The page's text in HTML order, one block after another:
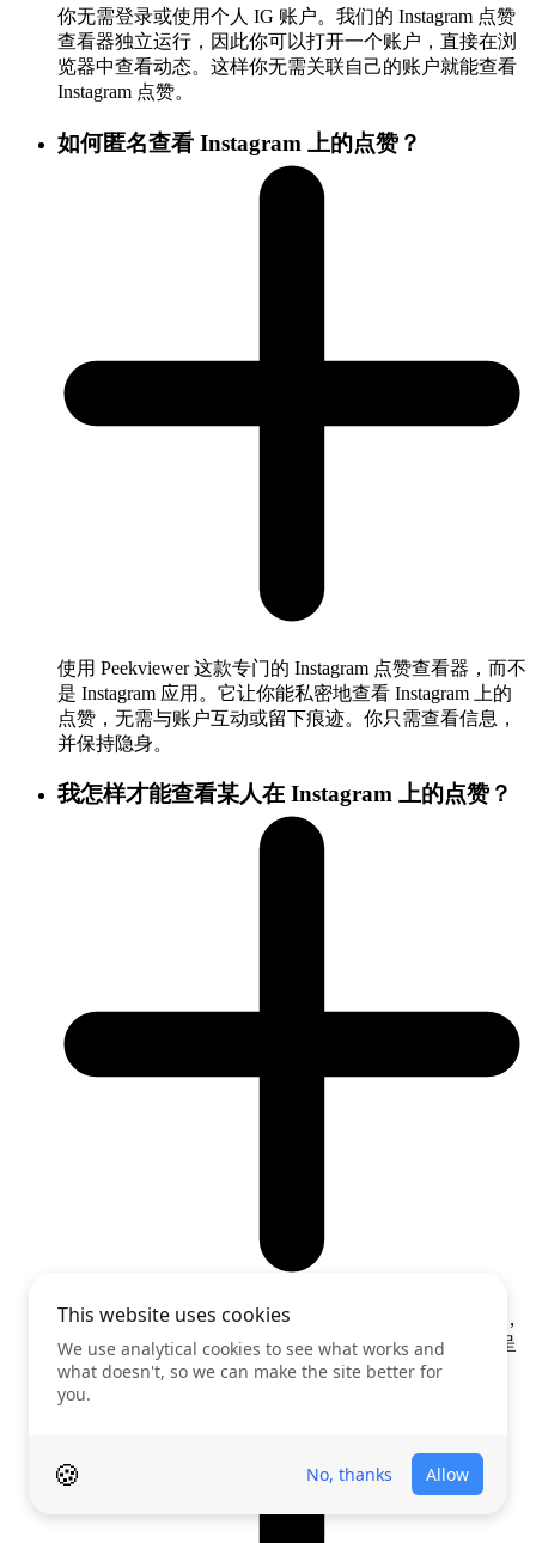
你无需登录或使用个人 IG 账户。我们的 Instagram 点赞
查看器独立运行，因此你可以打开一个账户，直接在浏
览器中查看动态。这样你无需关联自己的账户就能查看
Instagram 点赞。
如何匿名查看 Instagram 上的点赞？
使用 Peekviewer 这款专门的 Instagram 点赞查看器，而不
是 Instagram 应用。它让你能私密地查看 Instagram 上的
点赞，无需与账户互动或留下痕迹。你只需查看信息，
并保持隐身。
我怎样才能查看某人在 Instagram 上的点赞？
通过 Peekviewer Instagram 帖子点赞查看器打开该账户，
查看给每条帖子点赞的用户列表。一切都清晰有序地呈
现，让你不会错过任何内容。